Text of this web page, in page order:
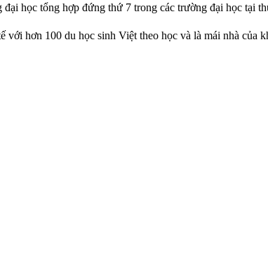
học tổng hợp đứng thứ 7 trong các trường đại học tại
hơn 100 du học sinh Việt theo học và là mái nhà của